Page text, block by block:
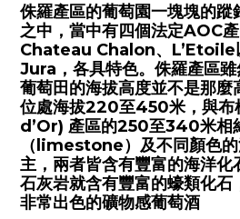
侏羅產區的葡萄園一塊塊的蹤
之中，當中有四個法定AOC
Chateau Chalon、
Jura，各具特色。侏羅產區
葡萄田的海拔高度並不是那麼
位處海拔220至450米，與布
d’Or) 產區的250至340米相
（limestone）及不同顏色
主，兩者皆含有豐富的海洋
石灰岩就含有豐富的蠔類化石
非常出色的礦物感葡萄酒